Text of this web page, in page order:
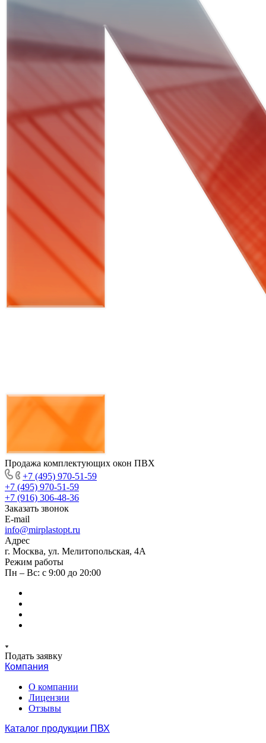
Продажа комплектующих окон ПВХ
+7 (495) 970-51-59
+7 (495) 970-51-59
+7 (916) 306-48-36
Заказать звонок
E-mail
info@mirplastopt.ru
Адрес
г. Москва, ул. Мелитопольская, 4А
Режим работы
Пн – Вс: с 9:00 до 20:00
Подать заявку
Компания
О компании
Лицензии
Отзывы
Каталог продукции ПВХ